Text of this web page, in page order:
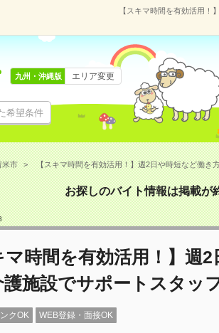
【スキマ時間を有効活用！
希望条件
九州・沖縄版 エリア変更
米市 【スキマ時間を有効活用！】週2日や時短など働き
お探しのバイト情報は掲載が
マ時間を有効活用！】週
護施設でサポートスタッ
クOK WEB登録・面接OK